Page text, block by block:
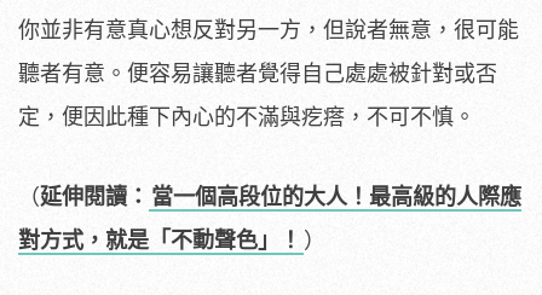
你並非有意真心想反對另一方，但說者無意，很可能
聽者有意。便容易讓聽者覺得自己處處被針對或否
定，便因此種下內心的不滿與疙瘩，不可不慎。
（延伸閱讀： 當一個高段位的大人！最高級的人際應
對方式，就是「不動聲色」！ ）